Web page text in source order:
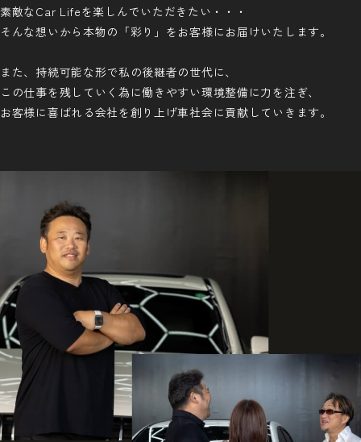
素敵なCar Lifeを楽しんでいただきたい・・・
そんな想いから本物の「彩り」をお客様にお届けいたします。
また、持続可能な形で私の後継者の世代に、
この仕事を残していく為に働きやすい環境整備に力を注ぎ、
お客様に喜ばれる会社を創り上げ車社会に貢献していきます。